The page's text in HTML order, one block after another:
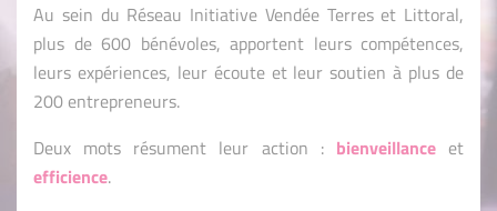
Au sein du Réseau Initiative Vendée Terres et Littoral,
plus de 600 bénévoles, apportent leurs compétences,
leurs expériences, leur écoute et leur soutien à plus de
200 entrepreneurs.
Deux mots résument leur action :bienveillanceet
efficience.